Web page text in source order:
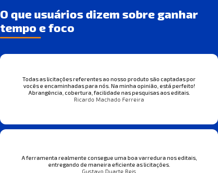
O que usuários dizem sobre ganhar
tempo e foco
Todas as licitações referentes ao nosso produto são captadas por
vocês e encaminhadas para nós. Na minha opinião, está perfeito!
Abrangência, cobertura, facilidade nas pesquisas aos editais.
Ricardo Machado Ferreira
A ferramenta realmente consegue uma boa varredura nos editais,
entregando de maneira eficiente as licitações.
Gustavo Duarte Reis